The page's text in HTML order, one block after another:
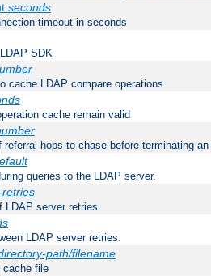
seconds
timeout in seconds
SDK
cache LDAP compare operations
cache remain valid
hops to chase before terminating
queries to the LDAP server.
LDAP server retries.
LDAP server retries.
path/filename
cache file